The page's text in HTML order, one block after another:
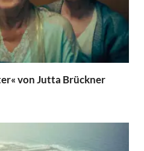
von Jutta Brückner